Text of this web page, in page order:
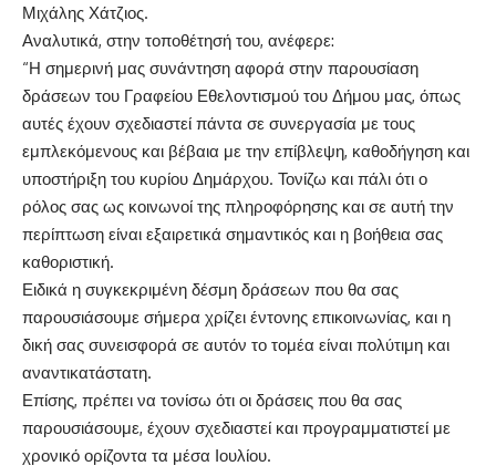
Μιχάλης Χάτζιος.
Αναλυτικά, στην τοποθέτησή του, ανέφερε:
“Η σημερινή μας συνάντηση αφορά στην παρουσίαση
δράσεων του Γραφείου Εθελοντισμού του Δήμου μας, όπως
αυτές έχουν σχεδιαστεί πάντα σε συνεργασία με τους
εμπλεκόμενους και βέβαια με την επίβλεψη, καθοδήγηση και
υποστήριξη του κυρίου Δημάρχου. Τονίζω και πάλι ότι ο
ρόλος σας ως κοινωνοί της πληροφόρησης και σε αυτή την
περίπτωση είναι εξαιρετικά σημαντικός και η βοήθεια σας
καθοριστική.
Ειδικά η συγκεκριμένη δέσμη δράσεων που θα σας
παρουσιάσουμε σήμερα χρίζει έντονης επικοινωνίας, και η
δική σας συνεισφορά σε αυτόν το τομέα είναι πολύτιμη και
αναντικατάστατη.
Επίσης, πρέπει να τονίσω ότι οι δράσεις που θα σας
παρουσιάσουμε, έχουν σχεδιαστεί και προγραμματιστεί με
χρονικό ορίζοντα τα μέσα Ιουλίου.